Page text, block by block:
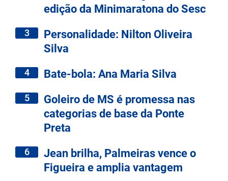
edição da Minimaratona do Sesc
3
Personalidade: Nilton Oliveira
Silva
4 Bate-bola: Ana Maria Silva
5
Goleiro de MS é promessa nas
categorias de base da Ponte
Preta
6
Jean brilha, Palmeiras vence o
Figueira e amplia vantagem